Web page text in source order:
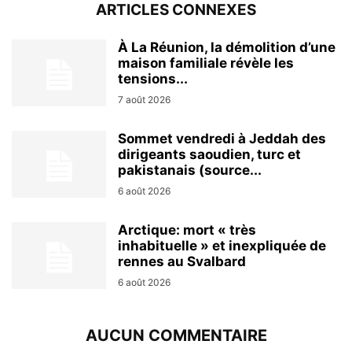
ARTICLES CONNEXES
À La Réunion, la démolition d’une
maison familiale révèle les
tensions...
7 août 2026
Sommet vendredi à Jeddah des
dirigeants saoudien, turc et
pakistanais (source...
6 août 2026
Arctique: mort « très
inhabituelle » et inexpliquée de
rennes au Svalbard
6 août 2026
AUCUN COMMENTAIRE